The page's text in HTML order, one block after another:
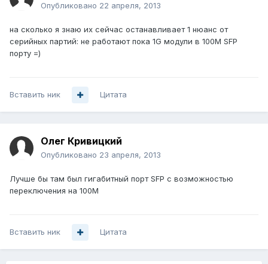
Опубликовано 22 апреля, 2013
на сколько я знаю их сейчас останавливает 1 нюанс от
серийных партий: не работают пока 1G модули в 100M SFP
порту =)
Вставить ник Цитата
Олег Кривицкий
Опубликовано 23 апреля, 2013
Лучше бы там был гигабитный порт SFP с возможностью
переключения на 100М
Вставить ник Цитата